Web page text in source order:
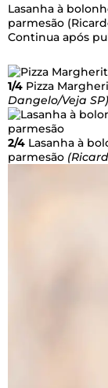
Lasanha à
parmesão
Continua após
1/4 Pizza
Dangelo/Veja SP)
2/4 Lasanha à
parmesão